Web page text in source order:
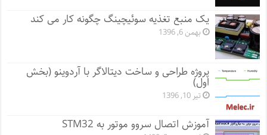
یک منبع تغذیه سوئیچینگ چگونه کار می کند
بهمن 6, 1396
پروژه طراحی و ساخت دیتالاگر با آردوینو (بخش
اول)
تیر 10, 1396
آموزش اتصال سروو موتور به STM32